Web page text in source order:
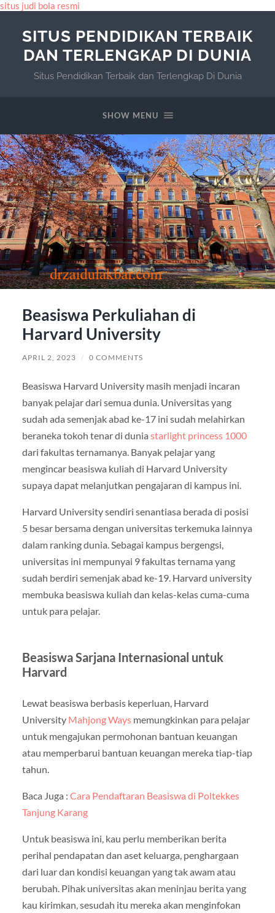
situs judi bola resmi
SITUS PENDIDIKAN TERBAIK
DAN TERLENGKAP DI DUNIA
Situs Pendidikan Terbaik dan Terlengkap Di Dunia
SHOW MENU
Beasiswa Perkuliahan di
Harvard University
APRIL 2, 2023 / 0 COMMENTS
Beasiswa Harvard University masih menjadi incaran
banyak pelajar dari semua dunia. Universitas yang
sudah ada semenjak abad ke-17 ini sudah melahirkan
beraneka tokoh tenar di dunia starlight princess 1000
dari fakultas ternamanya. Banyak pelajar yang
mengincar beasiswa kuliah di Harvard University
supaya dapat melanjutkan pengajaran di kampus ini.
Harvard University sendiri senantiasa berada di posisi
5 besar bersama dengan universitas terkemuka lainnya
dalam ranking dunia. Sebagai kampus bergengsi,
universitas ini mempunyai 9 fakultas ternama yang
sudah berdiri semenjak abad ke-19. Harvard university
membuka beasiswa kuliah dan kelas-kelas cuma-cuma
untuk para pelajar.
Beasiswa Sarjana Internasional untuk
Harvard
Lewat beasiswa berbasis keperluan, Harvard
University Mahjong Waysmemungkinkan para pelajar
untuk mengajukan permohonan bantuan keuangan
atau memperbarui bantuan keuangan mereka tiap-tiap
tahun.
Baca Juga : Cara Pendaftaran Beasiswa di Poltekkes
Tanjung Karang
Untuk beasiswa ini, kau perlu memberikan berita
perihal pendapatan dan aset keluarga, penghargaan
dari luar dan kondisi keuangan yang tak awam atau
berubah. Pihak universitas akan meninjau berita yang
kau kirimkan, sesudah itu mereka akan menginfokan